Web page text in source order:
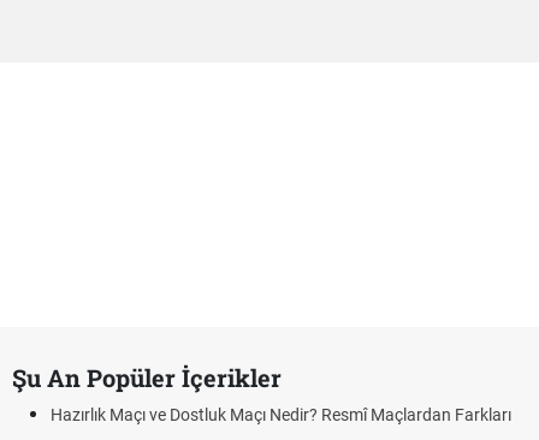
Şu An Popüler İçerikler
Hazırlık Maçı ve Dostluk Maçı Nedir? Resmî Maçlardan Farkları